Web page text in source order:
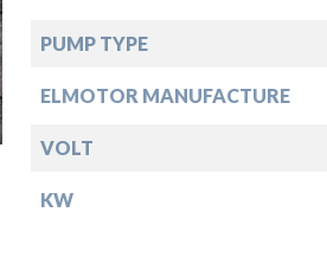
PUMP TYPE
ELMOTOR MANUFACTURE
VOLT
KW